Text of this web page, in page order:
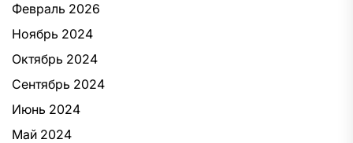
Февраль 2026
Ноябрь 2024
Октябрь 2024
Сентябрь 2024
Июнь 2024
Май 2024